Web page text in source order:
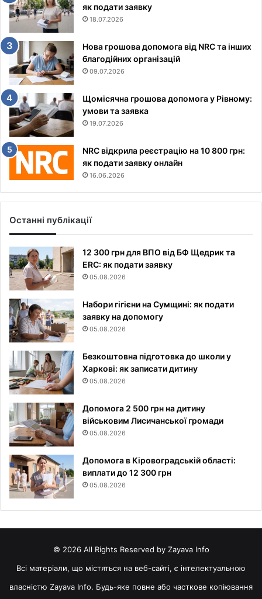
як подати заявку
18.07.2026
Нова грошова допомога від NRC та інших
благодійних організацій
09.07.2026
Щомісячна грошова допомога у Рівному:
умови та заявка
19.07.2026
NRC відкрила реєстрацію на 10 800 грн:
як подати заявку онлайн
16.06.2026
Останні публікації
12 300 грн для ВПО від БФ Щедрик та
ERC: як подати заявку
05.08.2026
Набори гігієни на Сумщині: як подати
заявку на допомогу
05.08.2026
Безкоштовна підготовка до школи у
Харкові: як записати дитину
05.08.2026
Допомога 2 500 грн на дитину
військовим Лисичанської громади
05.08.2026
Допомога в Кіровоградській області:
виплати до 12 300 грн
05.08.2026
© 2026 All Rights Reserved by Zayava Info
Всі матеріали, що містяться на веб-сайті, є інтелектуальною
власністю Zayava Info. Будь-яке повне або часткове копіювання